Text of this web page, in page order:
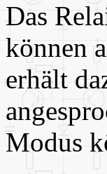
Das
können
erhält
Modus